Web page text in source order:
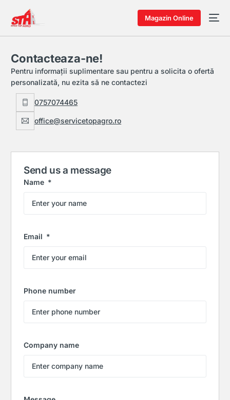
Magazin Online
Contacteaza-ne!
Pentru informații suplimentare sau pentru a solicita o ofertă
personalizată, nu ezita să ne contactezi
0757074465
office@servicetopagro.ro
Send us a message
Name
Email
Phone number
Company name